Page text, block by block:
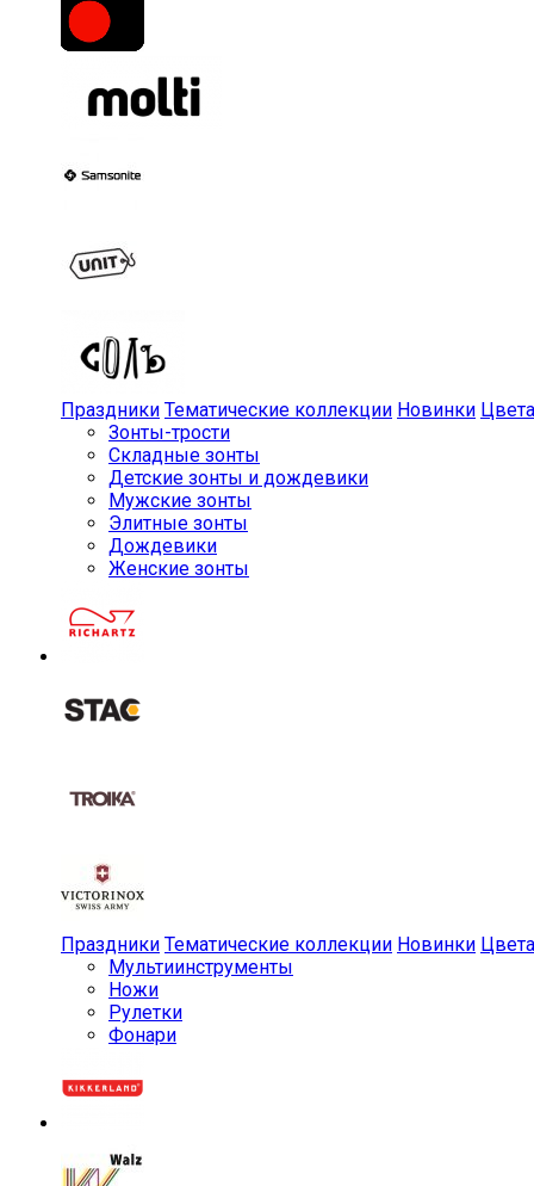
Праздники Тематические коллекции Новинки Цвета
Зонты-трости
Складные зонты
Детские зонты и дождевики
Мужские зонты
Элитные зонты
Дождевики
Женские зонты
Праздники Тематические коллекции Новинки Цвета
Мульти­инструменты
Ножи
Рулетки
Фонари